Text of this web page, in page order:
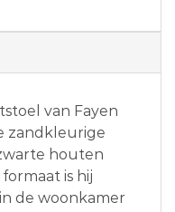
van Fayen
zandkleurige
houten
is hij
de woonkamer